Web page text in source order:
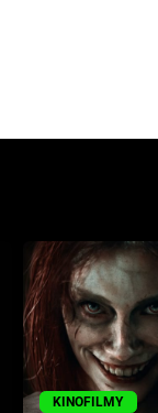
KINOFILMY